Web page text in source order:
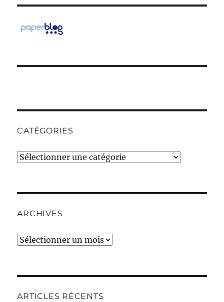
CATÉGORIES
Catégories
ARCHIVES
Archives
ARTICLES RÉCENTS